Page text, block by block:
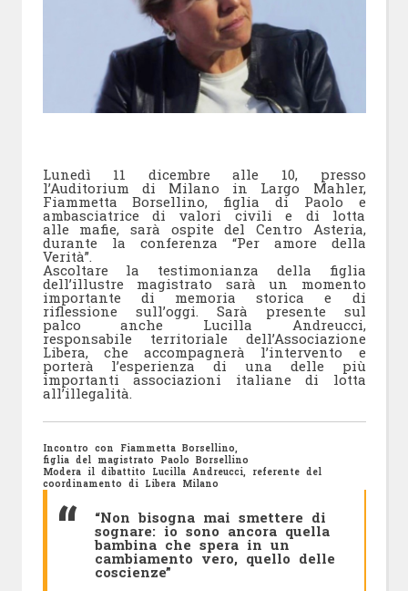
Lunedì 11 dicembre alle 10, presso
l’Auditorium di Milano in Largo Mahler,
Fiammetta Borsellino, figlia di Paolo e
ambasciatrice di valori civili e di lotta
alle mafie, sarà ospite del Centro Asteria,
durante la conferenza “Per amore della
Verità”.
Ascoltare la testimonianza della figlia
dell’illustre magistrato sarà un momento
importante di memoria storica e di
riflessione sull’oggi. Sarà presente sul
palco anche Lucilla Andreucci,
responsabile territoriale dell’Associazione
Libera, che accompagnerà l’intervento e
porterà l’esperienza di una delle più
importanti associazioni italiane di lotta
all’illegalità.
Incontro con Fiammetta Borsellino,
figlia del magistrato
Paolo Borsellino
Modera il dibattito
Lucilla Andreucci,
referente del
coordinamento di Libera Milano
“Non bisogna mai smettere di
sognare: io sono ancora quella
bambina che spera in un
cambiamento vero, quello delle
coscienze”